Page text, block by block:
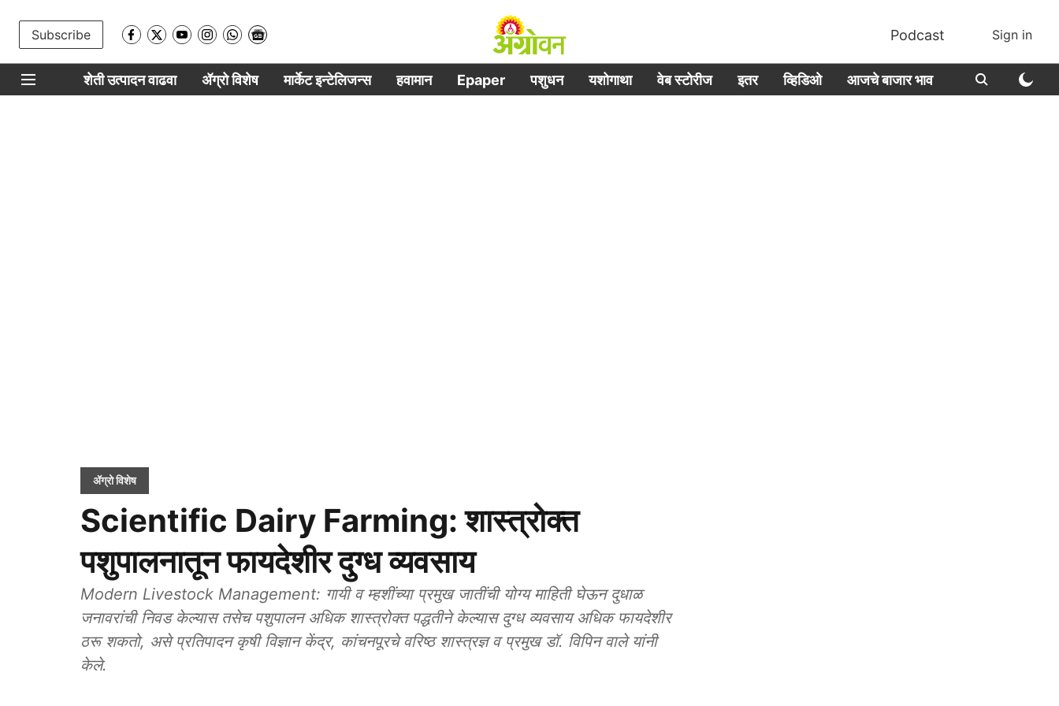
Subscribe Podcast Sign in
शेती उत्पादन वाढवा ॲग्रो विशेष मार्केट इन्टेलिजन्स हवामान Epaper पशुधन यशोगाथा वेब स्टोरीज इतर व्हिडिओ आजचे बाजार भाव
ॲग्रो विशेष
Scientific Dairy Farming: शास्त्रोक्त
पशुपालनातून फायदेशीर दुग्ध व्यवसाय
Modern Livestock Management: गायी व म्हशींच्या प्रमुख जातींची योग्य माहिती घेऊन दुधाळ
जनावरांची निवड केल्यास तसेच पशुपालन अधिक शास्त्रोक्त पद्धतीने केल्यास दुग्ध व्यवसाय अधिक फायदेशीर
ठरू शकतो, असे प्रतिपादन कृषी विज्ञान केंद्र, कांचनपूरचे वरिष्ठ शास्त्रज्ञ व प्रमुख डॉ. विपिन वाले यांनी
केले.